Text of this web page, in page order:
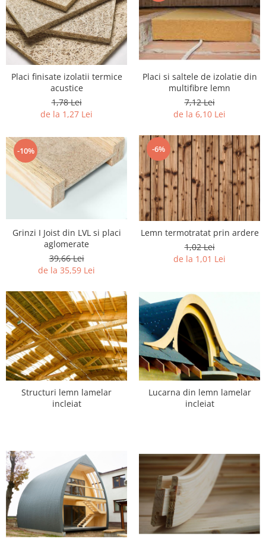
Placi finisate izolatii termice
acustice
1,78 Lei
de la 1,27 Lei
Placi si saltele de izolatie din
multifibre lemn
7,12 Lei
de la 6,10 Lei
-10%
Grinzi I Joist din LVL si placi
aglomerate
39,66 Lei
de la 35,59 Lei
-6%
Lemn termotratat prin ardere
1,02 Lei
de la 1,01 Lei
Structuri lemn lamelar
incleiat
Lucarna din lemn lamelar
incleiat